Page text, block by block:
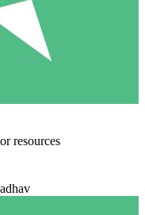
resources